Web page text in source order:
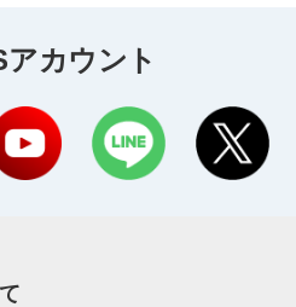
アカウント